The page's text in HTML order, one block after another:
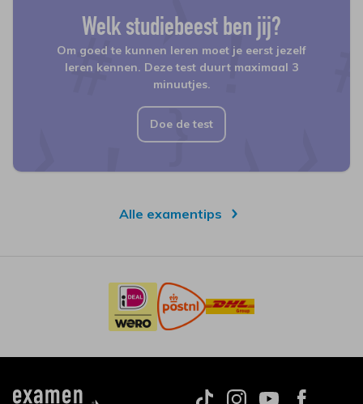
Welk studiebeest ben jij?
Om goed te kunnen leren moet je eerst jezelf
leren kennen. Deze test duurt maximaal 3
minuutjes.
Doe de test
Alle examentips